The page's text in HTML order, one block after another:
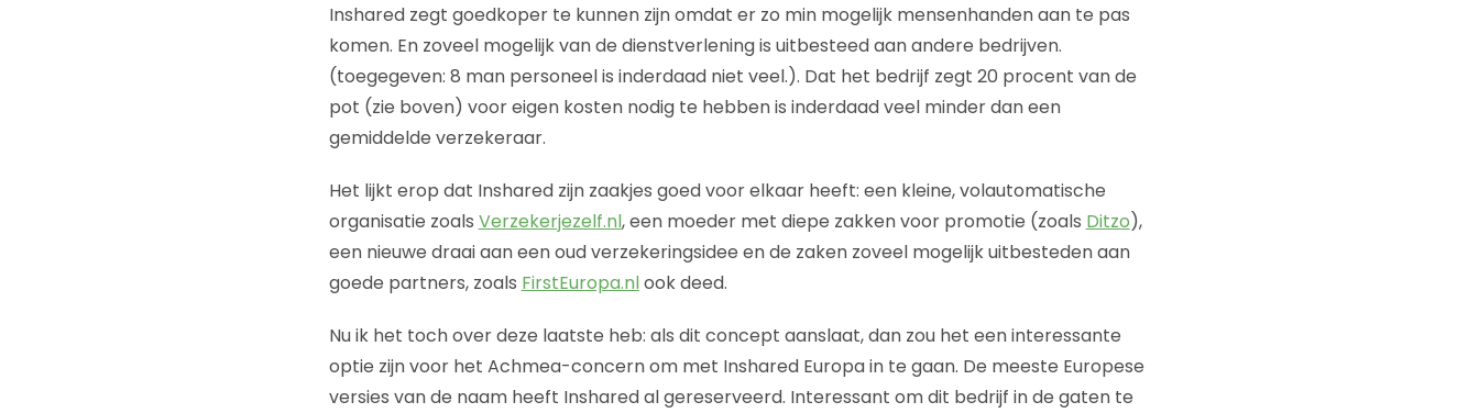
Inshared zegt goedkoper te kunnen zijn omdat er zo min mogelijk mensenhanden aan te pas
komen. En zoveel mogelijk van de dienstverlening is uitbesteed aan andere bedrijven.
(toegegeven: 8 man personeel is inderdaad niet veel.). Dat het bedrijf zegt 20 procent van de
pot (zie boven) voor eigen kosten nodig te hebben is inderdaad veel minder dan een
gemiddelde verzekeraar.
Het lijkt erop dat Inshared zijn zaakjes goed voor elkaar heeft: een kleine, volautomatische
organisatie zoals Verzekerjezelf.nl, een moeder met diepe zakken voor promotie (zoals Ditzo),
een nieuwe draai aan een oud verzekeringsidee en de zaken zoveel mogelijk uitbesteden aan
goede partners, zoals FirstEuropa.nlook deed.
Nu ik het toch over deze laatste heb: als dit concept aanslaat, dan zou het een interessante
optie zijn voor het Achmea-concern om met Inshared Europa in te gaan. De meeste Europese
versies van de naam heeft Inshared al gereserveerd. Interessant om dit bedrijf in de gaten te